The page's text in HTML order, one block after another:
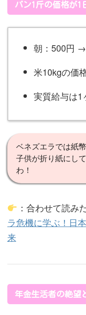
パン1斤の価格が1
朝：500円
米10kgの価
実質給与は
ベネズエラでは紙
子供が折り紙にし
わ！
：合わせて読み
ラ危機に学ぶ！日
来
年金生活者の絶望